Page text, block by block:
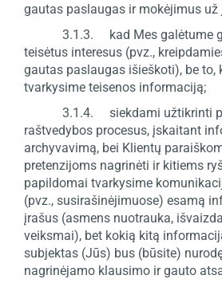
gautas paslaugas ir mokėjimus už
3.1.3. kad Mes galėtume
teisėtus interesus (pvz.,
gautas paslaugas išieškoti), be to,
tvarkysime teisenos informaciją;
3.1.4. siekdami užtikrinti
raštvedybos procesus, įskaitant
archyvavimą, bei Klientų
pretenzijoms nagrinėti ir kitiems
papildomai tvarkysime
(pvz., susirašinėjimuose) esamą
įrašus (asmens nuotrauka,
veiksmai), bet kokią kitą
subjektas (Jūs) bus (būsite)
nagrinėjamo klausimo ir gauto